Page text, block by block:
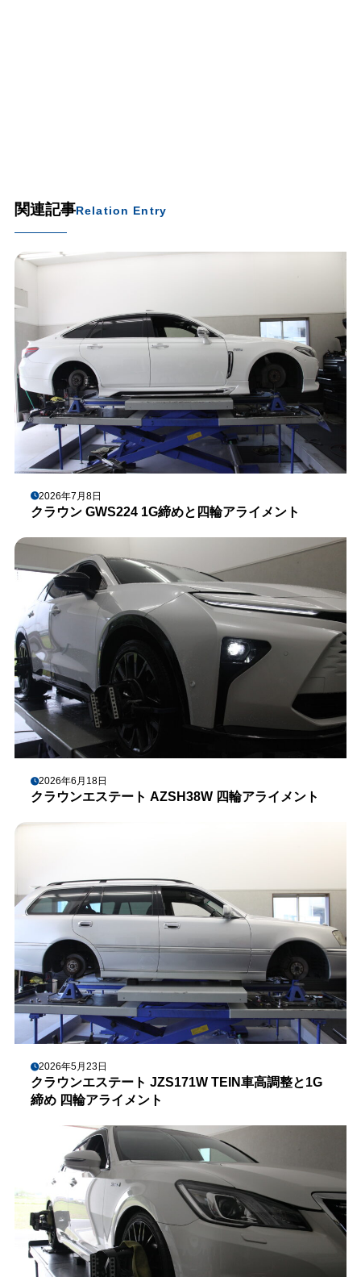
関連記事Relation Entry
2026年7月8日
クラウン GWS224 1G締めと四輪アライメント
2026年6月18日
クラウンエステート AZSH38W 四輪アライメント
2026年5月23日
クラウンエステート JZS171W TEIN車高調整と1G
締め 四輪アライメント